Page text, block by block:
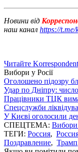
Новини від
наш канал https://t.me/
Читайте
Вибори у Росії
Оголошено підозру
Удар по Дніпру:
Працівники ТЦК
Спецслужби
У Києві оголосили
СПЕЦТЕМА: Вибори
ТЕГИ: Россия,
Поздравление, Трамп